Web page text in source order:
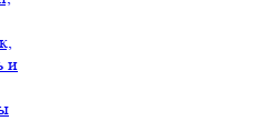
и